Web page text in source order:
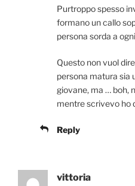
Purtroppo spesso
formano un callo
persona sorda a
Questo non vuol
persona matura sia
giovane, ma … boh,
mentre scrivevo ho
Reply
vittoria